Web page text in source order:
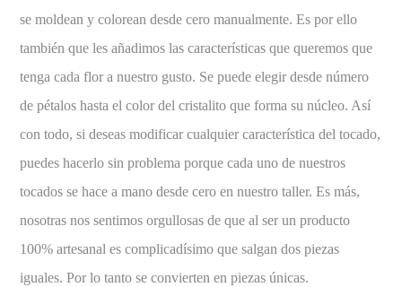
se moldean y colorean desde cero manualmente. Es por ello
también que les añadimos las características que queremos que
tenga cada flor a nuestro gusto. Se puede elegir desde número
de pétalos hasta el color del cristalito que forma su núcleo. Así
con todo, si deseas modificar cualquier característica del tocado,
puedes hacerlo sin problema porque cada uno de nuestros
tocados se hace a mano desde cero en nuestro taller. Es más,
nosotras nos sentimos orgullosas de que al ser un producto
100% artesanal es complicadísimo que salgan dos piezas
iguales. Por lo tanto se convierten en piezas únicas.